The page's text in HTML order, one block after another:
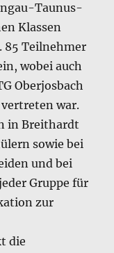
Taunus-
Klassen
85 Teilnehmer
wobei auch
Oberjosbach
war.
in Breithardt
sowie bei
und bei
Gruppe für
zur
die